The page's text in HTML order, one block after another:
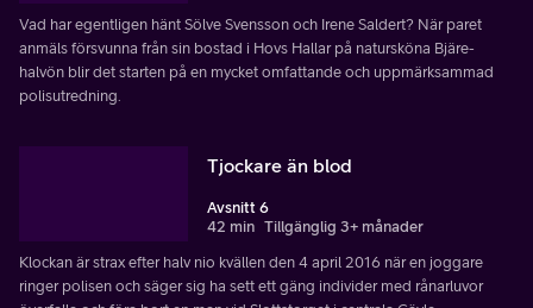
Vad har egentligen hänt Sölve Svensson och Irene Saldert? När paret
anmäls försvunna från sin bostad i Hovs Hallar på natursköna Bjäre-
halvön blir det starten på en mycket omfattande och uppmärksammad
polisutredning.
Tjockare än blod
Avsnitt 6
42 min Tillgänglig 3+ månader
Klockan är strax efter halv nio kvällen den 4 april 2016 när en joggare
ringer polisen och säger sig ha sett ett gäng individer med rånarluvor